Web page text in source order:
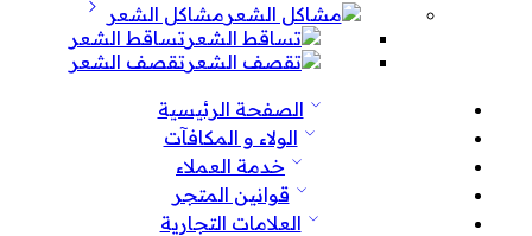
مشاكل الشعر
تساقط الشعر
تقصف الشعر
الصفحة الرئيسية
الولاء و المكافآت
خدمة العملاء
قوانين المتجر
العلامات التجارية